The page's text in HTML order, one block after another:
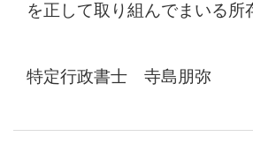
を正して取り組んでまいる所
特定行政書士 寺島朋弥